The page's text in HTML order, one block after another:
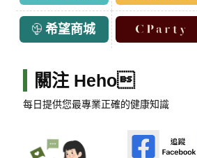
希望商城
關注 Heho
每日提供您最專業正確的健康知識